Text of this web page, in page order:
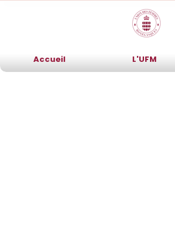
Accueil L'UFM